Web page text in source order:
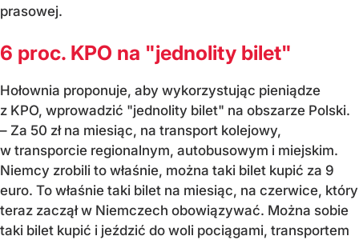
prasowej.
6 proc. KPO na "jednolity bilet"
Hołownia proponuje, aby wykorzystując pieniądze
z KPO, wprowadzić "jednolity bilet" na obszarze Polski.
– Za 50 zł na miesiąc, na transport kolejowy,
w transporcie regionalnym, autobusowym i miejskim.
Niemcy zrobili to właśnie, można taki bilet kupić za 9
euro. To właśnie taki bilet na miesiąc, na czerwice, który
teraz zaczął w Niemczech obowiązywać. Można sobie
taki bilet kupić i jeździć do woli pociągami, transportem